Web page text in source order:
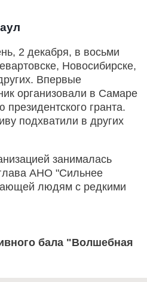
2 декабря, в восьми
Новосибирске,
Впервые
организовали в Самаре
гранта.
подхватили в других
занималась
АНО "Сильнее
людям с редкими
бала "Волшебная